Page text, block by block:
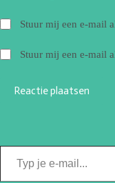
Stuur mij een e-mail
Stuur mij een e-mail
Reactie plaatsen